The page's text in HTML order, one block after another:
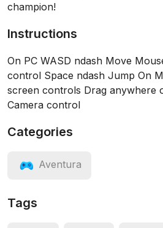
champion!
Instructions
On PC WASD ndash Move
control Space ndash Jump On
screen controls Drag anywhere
Camera control
Categories
Aventura
Tags